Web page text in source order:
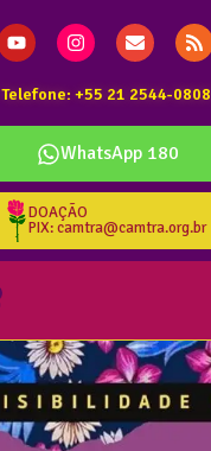
Telefone: +55 21 2544-0808
WhatsApp 180
DOAÇÃO
PIX: camtra@camtra.org.br